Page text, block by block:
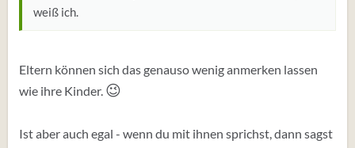
weiß ich.
Eltern können sich das genauso wenig anmerken lassen
wie ihre Kinder. 😉
Ist aber auch egal - wenn du mit ihnen sprichst, dann sagst